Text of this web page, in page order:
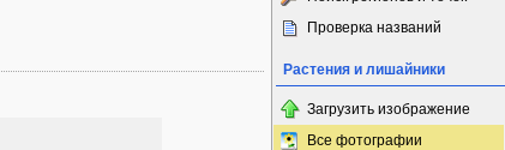
Проверка названий
Растения и лишайники
Загрузить изображение
Все фотографии